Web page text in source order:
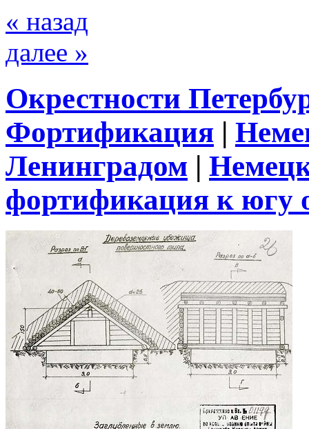
« назад
далее »
Окрестности
Фортификация |
Ленинградом |
фортификация к югу